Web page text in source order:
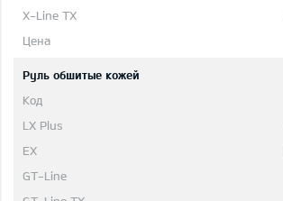
Руль обшитые кожей